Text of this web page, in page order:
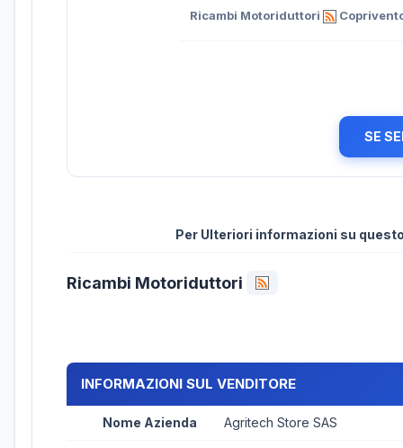
Ricambi Motoriduttori
SE
Per Ulteriori informazioni su
Ricambi Motoriduttori
INFORMAZIONI SUL VENDITORE
Nome Azienda Agritech Store SAS